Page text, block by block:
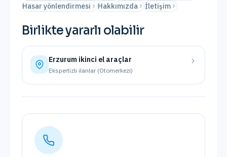
Hasar yönlendirmesi
Hakkımızda İletişim
Birlikte yararlı olabilir
Erzurum ikinci el araçlar
Ekspertizli ilanlar (Otomerkezi)